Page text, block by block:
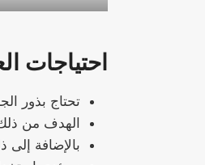
احتياجات
تحتاج بذور الجزر إلى درجة
الهدف من ذلك
بالإضافة إلى ذلك ،